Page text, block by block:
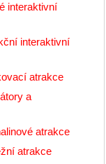
interaktivní
interaktivní
atrakce
a
atrakce
atrakce